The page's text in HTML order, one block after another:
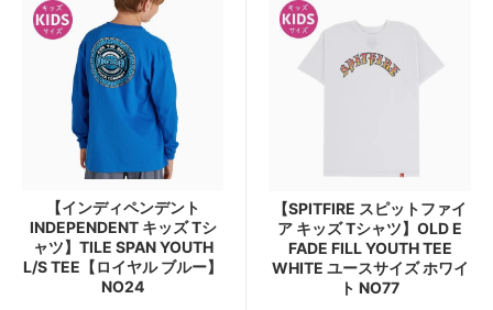
【インディペンデント
INDEPENDENT キッズ Tシ
ャツ】TILE SPAN YOUTH
L/S TEE【ロイヤル ブルー】
NO24
【SPITFIRE スピットファイ
ア キッズ Tシャツ】OLD E
FADE FILL YOUTH TEE
WHITE ユースサイズ ホワイ
ト NO77